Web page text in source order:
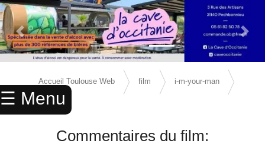
☰ Menu
× ACCUEIL
ANNUAIRE
Previous Slide Next
Accueil Toulouse Web film i-m-your-man
avis
Commentaires du film: